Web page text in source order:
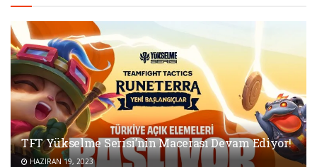
TFT Yükselme Serisi’nin Macerası Devam Ediyor!
HAZIRAN 19, 2023